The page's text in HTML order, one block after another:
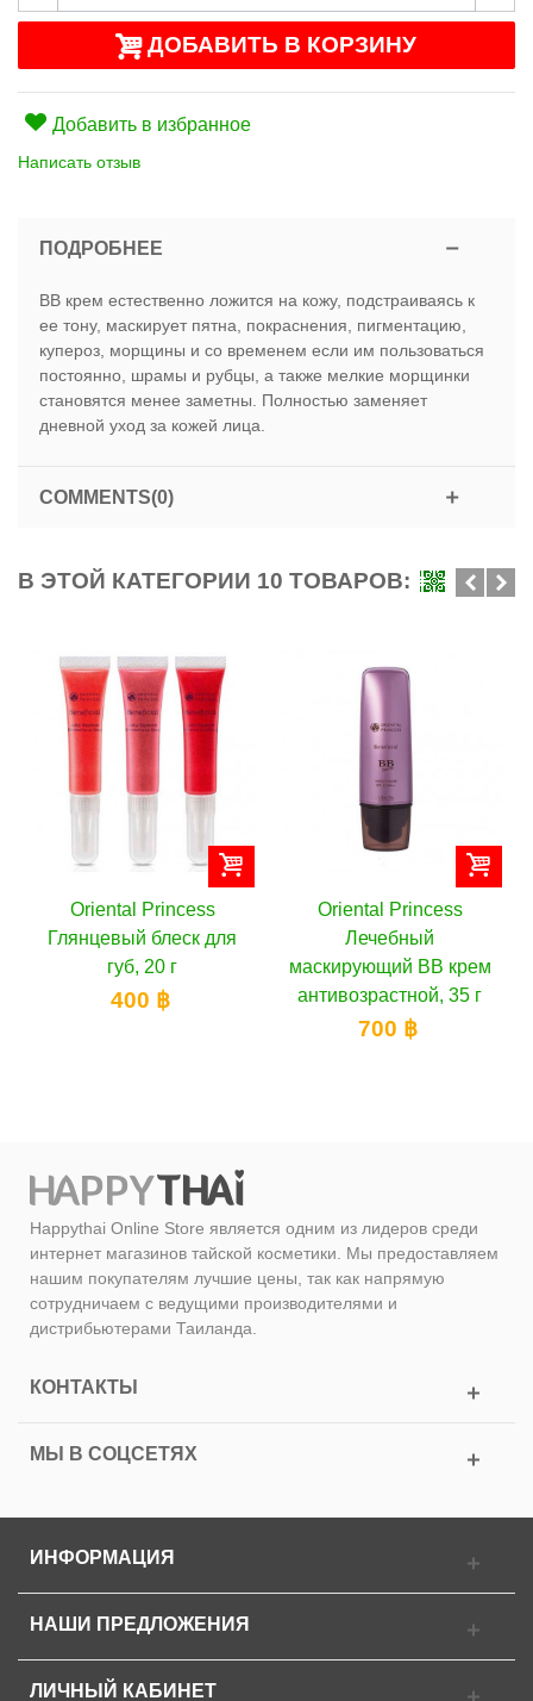
ДОБАВИТЬ В КОРЗИНУ
Добавить в избранное
Написать отзыв
ПОДРОБНЕЕ
ВВ крем естественно ложится на кожу, подстраиваясь к
ее тону, маскирует пятна, покраснения, пигментацию,
купероз, морщины и со временем если им пользоваться
постоянно, шрамы и рубцы, а также мелкие морщинки
становятся менее заметны. Полностью заменяет
дневной уход за кожей лица.
COMMENTS(0)
В ЭТОЙ КАТЕГОРИИ 10 ТОВАРОВ:
Oriental Princess
Глянцевый блеск для
губ, 20 г
400 ฿
Oriental Princess
Лечебный
маскирующий ВВ крем
антивозрастной, 35 г
700 ฿
Happythai Online Store является одним из лидеров среди
интернет магазинов тайской косметики. Мы предоставляем
нашим покупателям лучшие цены, так как напрямую
сотрудничаем с ведущими производителями и
дистрибьютерами Таиланда.
КОНТАКТЫ
МЫ В СОЦСЕТЯХ
ИНФОРМАЦИЯ
НАШИ ПРЕДЛОЖЕНИЯ
ЛИЧНЫЙ КАБИНЕТ